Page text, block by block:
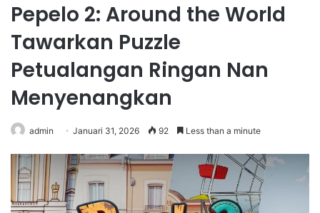
Pepelo 2: Around the World
Tawarkan Puzzle
Petualangan Ringan Nan
Menyenangkan
admin Januari 31, 2026 92 Less than a minute